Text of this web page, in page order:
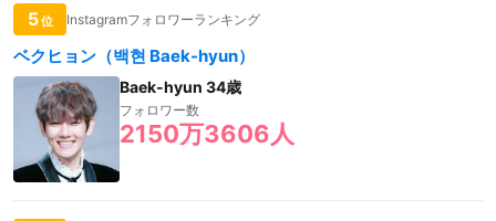
5位 Instagramフォロワーランキング
ベクヒョン（백현 Baek-hyun）
Baek-hyun 34歳
フォロワー数
2150万3606人